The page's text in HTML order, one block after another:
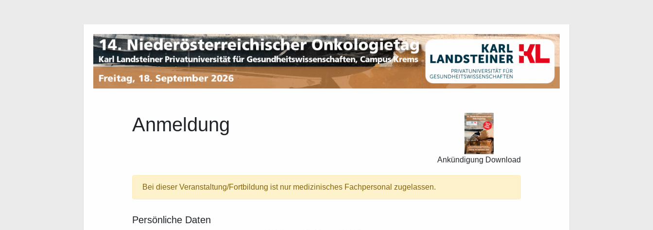
Ankündigung Download
Anmeldung
Bei dieser Veranstaltung/Fortbildung ist nur medizinisches Fachpersonal zugelassen.
Persönliche Daten